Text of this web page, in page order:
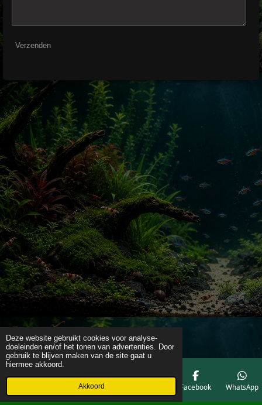
Deze website gebruikt cookies voor analyse-
doeleinden en/of het tonen van advertenties. Door
gebruik te blijven maken van de site gaat u
hiermee akkoord.
Akkoord
Verzenden
Telefoonnummer Facebook WhatsApp